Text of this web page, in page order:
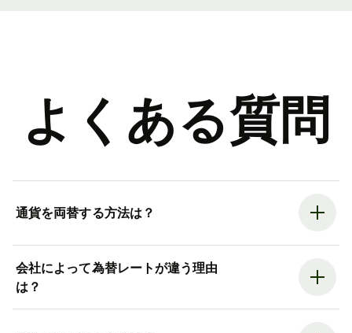
よくある質問
通貨を両替する方法は？
会社によって為替レートが違う理由
は？